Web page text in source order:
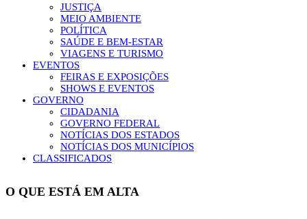
JUSTIÇA
MEIO AMBIENTE
POLÍTICA
SAÚDE E BEM-ESTAR
VIAGENS E TURISMO
EVENTOS
FEIRAS E EXPOSIÇÕES
SHOWS E EVENTOS
GOVERNO
CIDADANIA
GOVERNO FEDERAL
NOTÍCIAS DOS ESTADOS
NOTÍCIAS DOS MUNICÍPIOS
CLASSIFICADOS
O QUE ESTÁ EM ALTA